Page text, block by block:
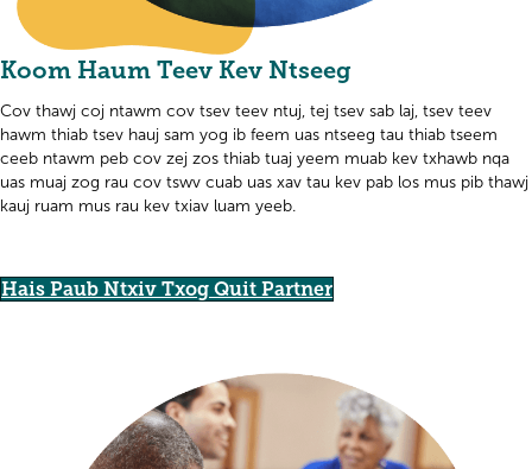
Koom Haum Teev Kev Ntseeg
Cov thawj coj ntawm cov tsev teev ntuj, tej tsev sab laj, tsev teev
hawm thiab tsev hauj sam yog ib feem uas ntseeg tau thiab tseem
ceeb ntawm peb cov zej zos thiab tuaj yeem muab kev txhawb nqa
uas muaj zog rau cov tswv cuab uas xav tau kev pab los mus pib thawj
kauj ruam mus rau kev txiav luam yeeb.
Hais Paub Ntxiv Txog Quit Partner